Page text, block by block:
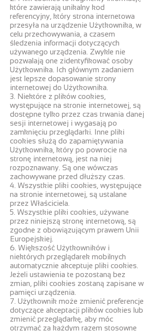
które zawierają unikalny kod
referencyjny, który strona internetowa
przesyła na urządzenie Użytkownika, w
celu przechowywania, a czasem
śledzenia informacji dotyczących
używanego urządzenia. Zwykle nie
pozwalają one zidentyfikować osoby
Użytkownika. Ich głównym zadaniem
jest lepsze dopasowanie strony
internetowej do Użytkownika.
3. Niektóre z plików cookies,
występujące na stronie internetowej, są
dostępne tylko przez czas trwania danej
sesji internetowej i wygasają po
zamknięciu przeglądarki. Inne pliki
cookies służą do zapamiętywania
Użytkownika, który po powrocie na
stronę internetową, jest na niej
rozpoznawany. Są one wówczas
zachowywane przed dłuższy czas.
4. Wszystkie pliki cookies, występujące
na stronie internetowej, są ustalane
przez Właściciela.
5. Wszystkie pliki cookies, używane
przez niniejszą stronę internetową, są
zgodne z obowiązującym prawem Unii
Europejskiej.
6. Większość Użytkowników i
niektórych przeglądarek mobilnych
automatycznie akceptuje pliki cookies.
Jeżeli ustawienia te pozostaną bez
zmian, pliki cookies zostaną zapisane w
pamięci urządzenia.
7. Użytkownik może zmienić preferencje
dotyczące akceptacji plików cookies lub
zmienić przeglądarkę, aby móc
otrzymać za każdym razem stosowne